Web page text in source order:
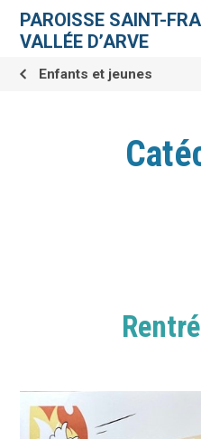
contenu.
navigation
personnelsPAROISSE SAINT-
VALLÉE D’ARVE
Enfants et jeunes